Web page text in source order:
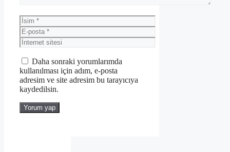
İsim
E-
posta
İnternet
sitesi
Daha sonraki yorumlarımda
kullanılması için adım, e-posta
adresim ve site adresim bu tarayıcıya
kaydedilsin.